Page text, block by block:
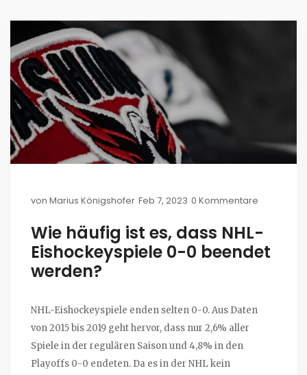
von Marius Königshofer Feb 7, 2023 0 Kommentare
Wie häufig ist es, dass NHL-
Eishockeyspiele 0-0 beendet
werden?
NHL-Eishockeyspiele enden selten 0-0. Aus Daten
von 2015 bis 2019 geht hervor, dass nur 2,6% aller
Spiele in der regulären Saison und 4,8% in den
Playoffs 0-0 endeten. Da es in der NHL kein